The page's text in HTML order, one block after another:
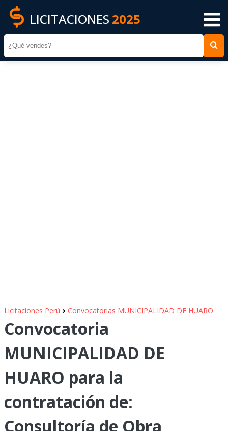
LICITACIONES 2025
Licitaciones Perú › Convocatorias MUNICIPALIDAD DE HUARO
Convocatoria
MUNICIPALIDAD DE
HUARO para la
contratación de:
Consultoría de Obra